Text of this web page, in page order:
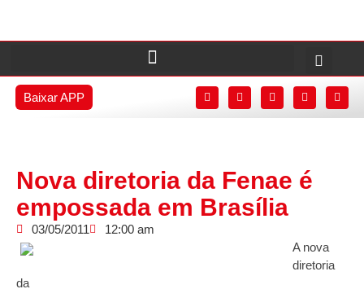
Baixar APP
Nova diretoria da Fenae é
empossada em Brasília
03/05/2011
12:00 am
A nova
diretoria
da